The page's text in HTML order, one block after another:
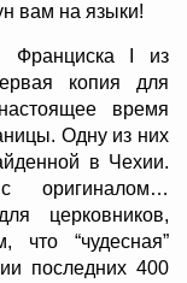
вам на языки!
Франциска I из
копия для
время
Одну из них
в Чехии.
оригиналом…
церковников,
что “чудесная”
последних 400